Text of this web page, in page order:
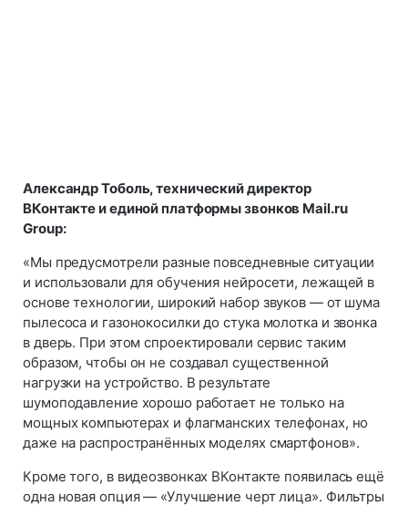
Александр Тоболь, технический директор
ВКонтакте и единой платформы звонков Mail.ru
Group:
«Мы предусмотрели разные повседневные ситуации
и использовали для обучения нейросети, лежащей в
основе технологии, широкий набор звуков — от шума
пылесоса и газонокосилки до стука молотка и звонка
в дверь. При этом спроектировали сервис таким
образом, чтобы он не создавал существенной
нагрузки на устройство. В результате
шумоподавление хорошо работает не только на
мощных компьютерах и флагманских телефонах, но
даже на распространённых моделях смартфонов».
Кроме того, в видеозвонках ВКонтакте появилась ещё
одна новая опция — «Улучшение черт лица». Фильтры